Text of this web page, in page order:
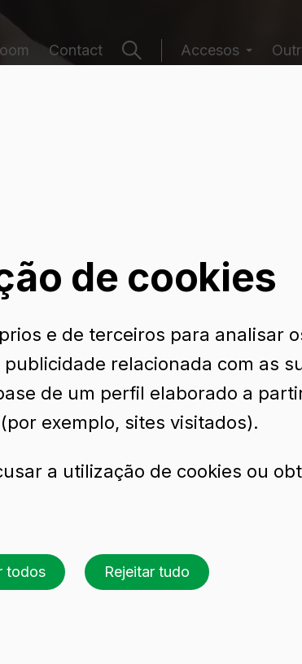
Contact Accesos
de cookies
e de terceiros para analisar
relacionada com as
de um perfil elaborado a
exemplo, sites visitados).
a utilização de cookies ou
todos Rejeitar tudo